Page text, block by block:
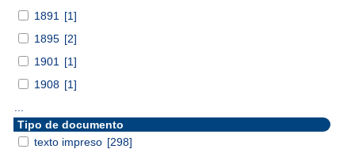
1891
[1]
1895 [2]
1901
[1]
1908 [1]
Tipo de documento
texto impreso [298]